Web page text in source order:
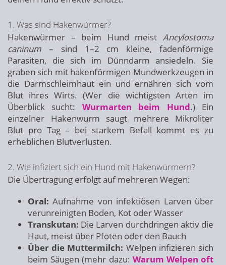
1. Was sind Hakenwürmer?
Hakenwürmer – beim Hund meist Ancylostoma
caninum – sind 1–2 cm kleine, fadenförmige
Parasiten, die sich im Dünndarm ansiedeln. Sie
graben sich mit hakenförmigen Mundwerkzeugen in
die Darmschleimhaut ein und ernähren sich vom
Blut ihres Wirts. (Wer die wichtigsten Arten im
Überblick sucht: Wurmarten beim Hund.) Ein
einzelner Hakenwurm saugt mehrere Mikroliter
Blut pro Tag – bei starkem Befall kommt es zu
erheblichen Blutverlusten.
2. Wie infiziert sich ein Hund mit Hakenwürmern?
Die Übertragung erfolgt auf mehreren Wegen:
Oral: Aufnahme von infektiösen Larven über
verunreinigten Boden, Kot oder Wasser
Transkutan: Die Larven durchdringen aktiv die
Haut, meist über Pfoten oder den Bauch
Über die Muttermilch: Welpen infizieren sich
beim Säugen (mehr dazu: Warum Welpen oft